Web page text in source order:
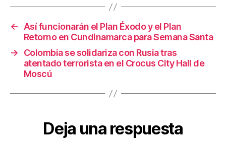
o
k
tir
←
Así funcionarán el Plan Éxodo y el Plan
Retorno en Cundinamarca para Semana Santa
→
Colombia se solidariza con Rusia tras
atentado terrorista en el Crocus City Hall de
Moscú
Deja una respuesta